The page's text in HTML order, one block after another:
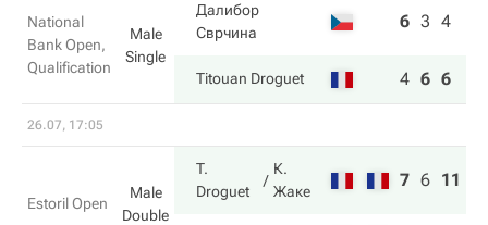
National
Bank Open,
Qualification
Male
Single
Далибор
Сврчина
6 3 4
Titouan Droguet 4 6 6
26.07, 17:05
Estoril Open
Male
Double
T.
Droguet
К.
Жаке
7 6 11